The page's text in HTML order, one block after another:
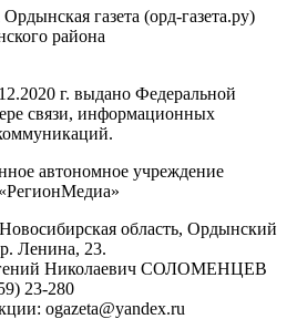
газета (орд-газета.ру)
района
г. выдано Федеральной
связи, информационных
автономное учреждение
область, Ордынский
Ленина, 23.
Николаевич СОЛОМЕНЦЕВ
23-280
ogazeta@yandex.ru